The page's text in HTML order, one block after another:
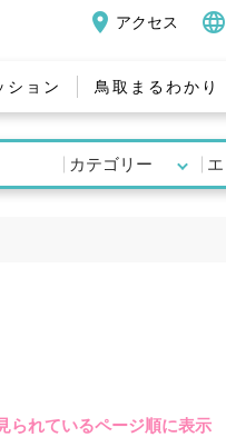
place アクセス language
ション 鳥取まるわかり
られているページ順に表示